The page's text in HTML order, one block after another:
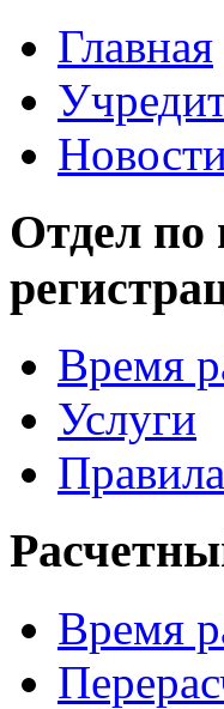
Главная
Отдел по
Время
Услуги
Время